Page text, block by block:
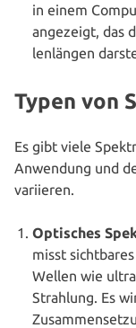
in einem
angezeigt, das
len­län­gen
Typen von
Es gibt viele
Anwendung und
variieren.
Optisches
misst
Wellen wie
Strahlung. Es